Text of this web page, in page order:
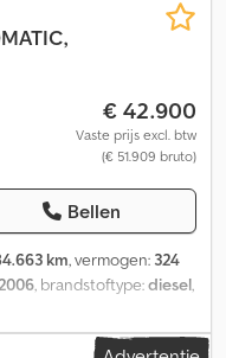
€ 42.900
Vaste prijs excl. btw
(€ 51.909 bruto)
Bellen
km, vermogen: 324
, brandstoftype:diesel,
Euro 3, laadruimte